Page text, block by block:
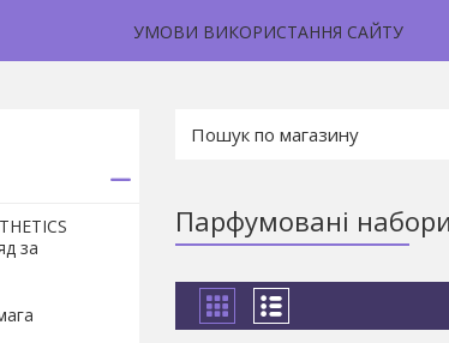
УМОВИ ВИКОРИСТАННЯ САЙТУ
Парфумовані набори
за